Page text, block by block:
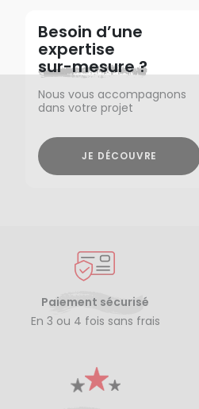
Besoin d’une
expertise
sur-mesure ?
Nous vous accompagnons
dans votre projet
JE DÉCOUVRE
Paiement sécurisé
En 3 ou 4 fois sans frais